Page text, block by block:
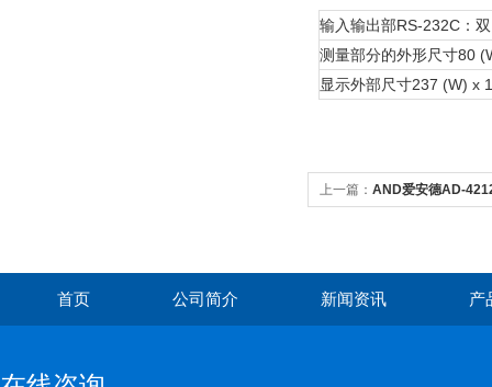
输入输出部RS-232C：
测量部分的外形尺寸80
显示外部尺寸237 (W) x
上一篇： AND爱安德AD-
首页 公司简介 新闻资讯 产